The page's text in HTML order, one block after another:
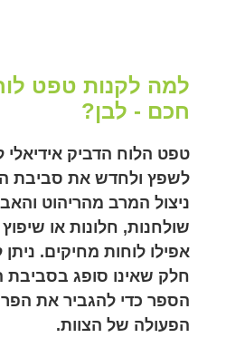
למה לקנות טפט
חכם - לבן?
טפט הלוח הדביק
לשפץ ולחדש את סביבת
ניצול המרב מהריהוט
שולחנות, חלונות או שיפוץ
אפילו לוחות מחיקים.
חלק שאינו סופג בסביבת
הספר כדי להגביר את
הפעולה של הצוות.